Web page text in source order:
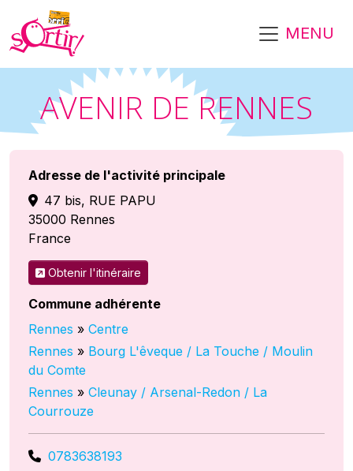
MENU
AVENIR DE RENNES
Adresse de l'activité principale
47 bis, RUE PAPU
35000 Rennes
France
Obtenir l'itinéraire
Commune adhérente
Rennes » Centre
Rennes » Bourg L'êveque / La Touche / Moulin
du Comte
Rennes » Cleunay / Arsenal-Redon / La
Courrouze
0783638193